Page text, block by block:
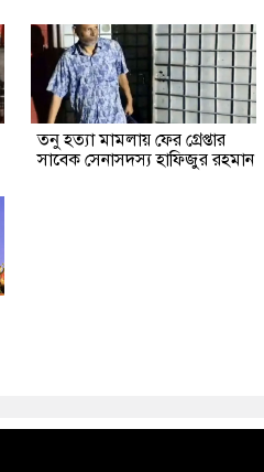
তনু হত্যা মামলায় ফের গ্রেপ্তার
সাবেক সেনাসদস্য হাফিজুর রহমান